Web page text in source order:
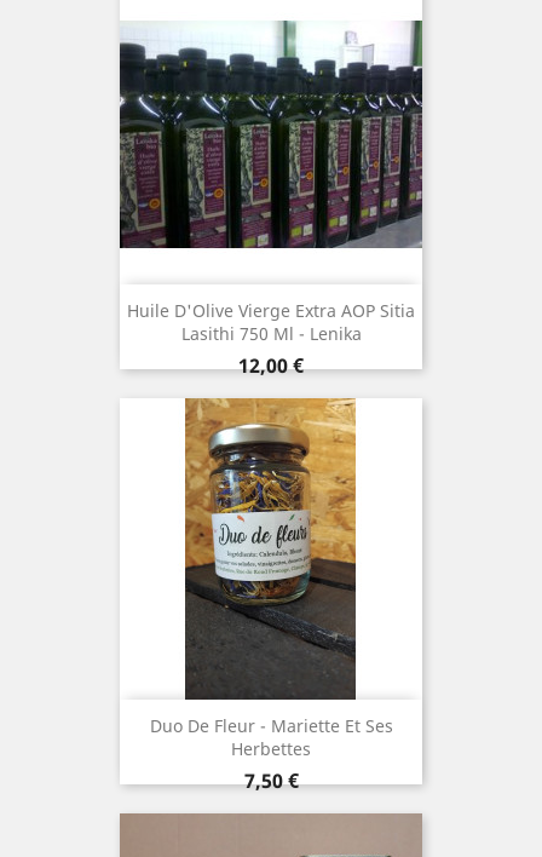
Huile D'Olive Vierge Extra AOP Sitia
Lasithi 750 Ml - Lenika
Prix
12,00 €
Duo De Fleur - Mariette Et Ses
Herbettes
Prix
7,50 €